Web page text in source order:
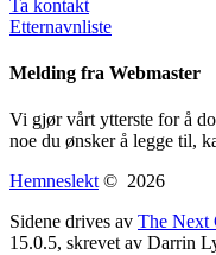
Ta kontakt
Etternavnliste
Melding fra Webmaster
Vi gjør vårt ytterste for å
noe du ønsker å legge til,
Hemneslekt © 2026
Sidene drives av The Next
15.0.5, skrevet av Darrin